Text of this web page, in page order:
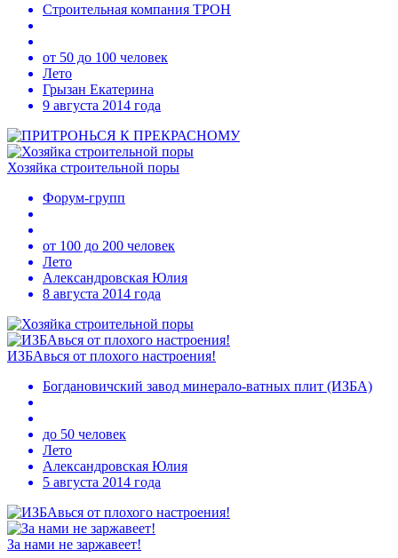
Строительная компания ТРОН
от 50 до 100 человек
Лето
Грызан Екатерина
9 августа 2014 года
Хозяйка строительной поры
Форум-групп
от 100 до 200 человек
Лето
Александровская Юлия
8 августа 2014 года
ИЗБАвься от плохого настроения!
Богдановичский завод минерало-ватных плит (ИЗБА)
до 50 человек
Лето
Александровская Юлия
5 августа 2014 года
За нами не заржавеет!